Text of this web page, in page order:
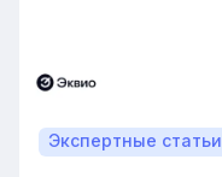
Экспертные статьи